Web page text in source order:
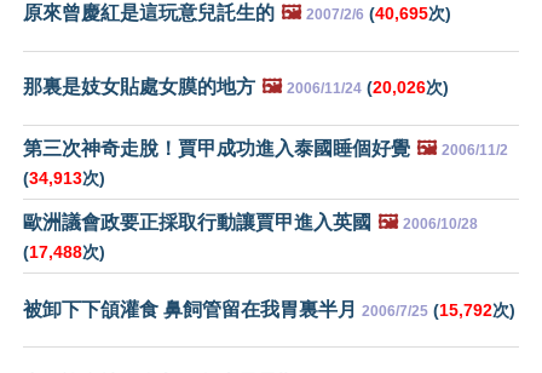
原來曾慶紅是這玩意兒託生的 🖼️ 2007/2/6 (40,695次)
那裏是妓女貼處女膜的地方 🖼️ 2006/11/24 (20,026次)
第三次神奇走脫！賈甲成功進入泰國睡個好覺 🖼️ 2006/11/2
(34,913次)
歐洲議會政要正採取行動讓賈甲進入英國 🖼️ 2006/10/28
(17,488次)
被卸下下頜灌食 鼻飼管留在我胃裏半月 2006/7/25 (15,792次)